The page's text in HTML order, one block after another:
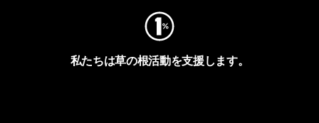
私たちは草の根活動を支援します。